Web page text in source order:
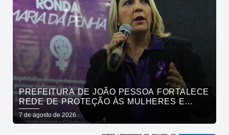
PREFEITURA DE JOÃO PESSOA FORTALECE
REDE DE PROTEÇÃO ÀS MULHERES E
ENTENDE QUE ACOLHER É SALVAR VIDAS
7 de agosto de 2026